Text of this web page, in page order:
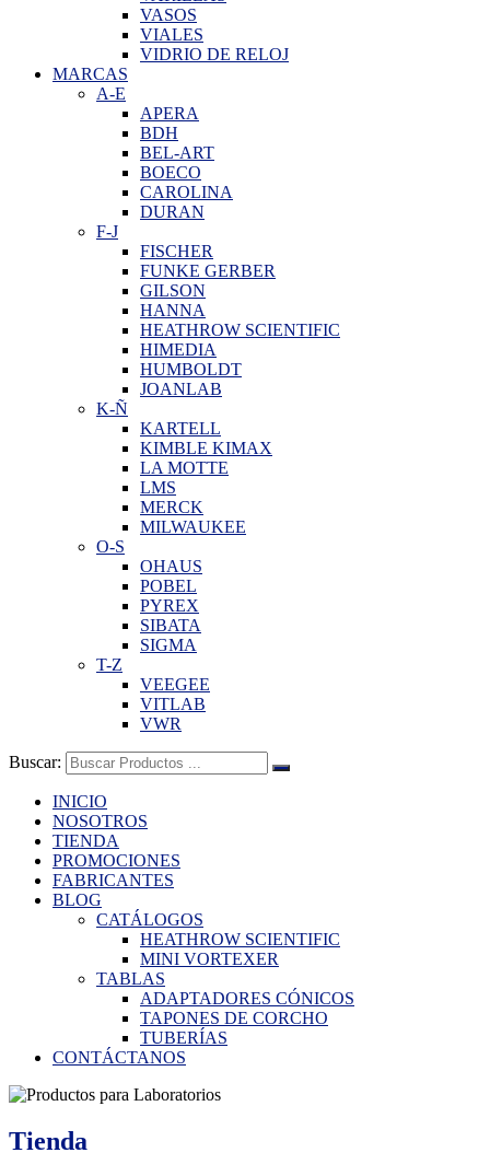
VASOS
VIALES
VIDRIO DE RELOJ
MARCAS
A-E
APERA
BDH
BEL-ART
BOECO
CAROLINA
DURAN
F-J
FISCHER
FUNKE GERBER
GILSON
HANNA
HEATHROW SCIENTIFIC
HIMEDIA
HUMBOLDT
JOANLAB
K-Ñ
KARTELL
KIMBLE KIMAX
LA MOTTE
LMS
MERCK
MILWAUKEE
O-S
OHAUS
POBEL
PYREX
SIBATA
SIGMA
T-Z
VEEGEE
VITLAB
VWR
Buscar:
INICIO
NOSOTROS
TIENDA
PROMOCIONES
FABRICANTES
BLOG
CATÁLOGOS
HEATHROW SCIENTIFIC
MINI VORTEXER
TABLAS
ADAPTADORES CÓNICOS
TAPONES DE CORCHO
TUBERÍAS
CONTÁCTANOS
Tienda